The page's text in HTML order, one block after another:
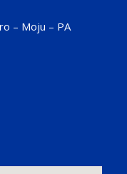
– Moju – PA